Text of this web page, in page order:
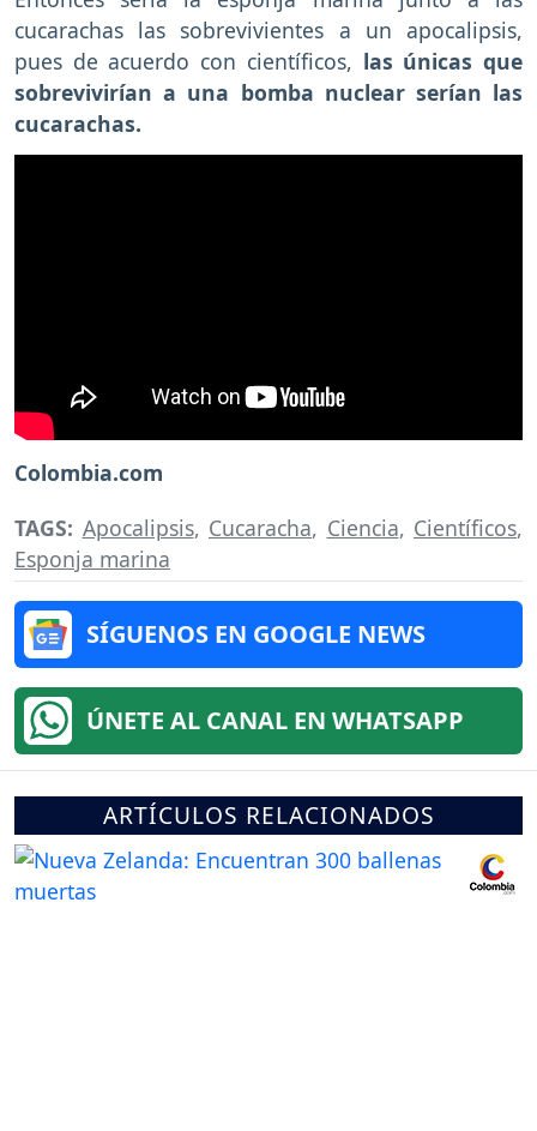
cucarachas las sobrevivientes a un apocalipsis,
pues de acuerdo con científicos, las únicas que
sobrevivirían a una bomba nuclear serían las
cucarachas.
Colombia.com
TAGS: Apocalipsis, Cucaracha, Ciencia, Científicos,
Esponja marina
SÍGUENOS EN GOOGLE NEWS
ÚNETE AL CANAL EN WHATSAPP
ARTÍCULOS RELACIONADOS